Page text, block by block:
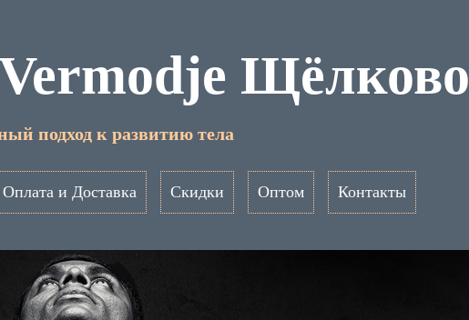
Щёлково
подход к развитию тела
Оплата и Доставка Скидки Оптом Контакты